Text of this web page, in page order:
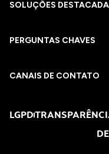
SOLUÇÕES
PERGUNTAS CHAVES​
CANAIS DE CONTATO
LGPD